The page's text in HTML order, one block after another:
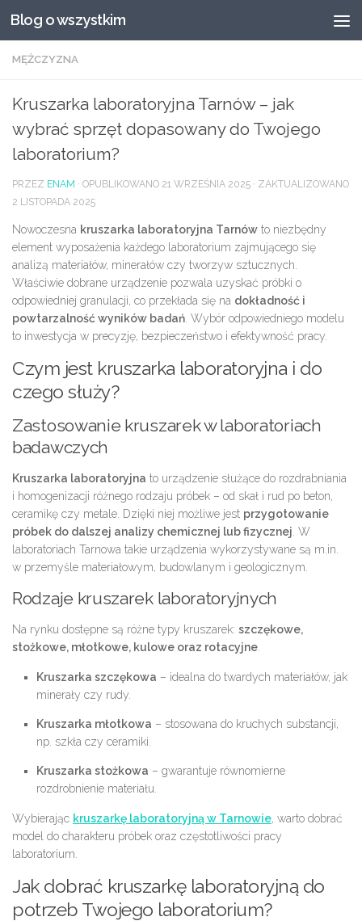
Przeskocz do treści
Blog o wszystkim
MĘŻCZYZNA
Kruszarka laboratoryjna Tarnów – jak
wybrać sprzęt dopasowany do Twojego
laboratorium?
PRZEZ ENAM · OPUBLIKOWANO 21 WRZEŚNIA 2025 · ZAKTUALIZOWANO
2 LISTOPADA 2025
Nowoczesna kruszarka laboratoryjna Tarnów to niezbędny
element wyposażenia każdego laboratorium zajmującego się
analizą materiałów, minerałów czy tworzyw sztucznych.
Właściwie dobrane urządzenie pozwala uzyskać próbki o
odpowiedniej granulacji, co przekłada się na dokładność i
powtarzalność wyników badań. Wybór odpowiedniego modelu
to inwestycja w precyzję, bezpieczeństwo i efektywność pracy.
Czym jest kruszarka laboratoryjna i do
czego służy?
Zastosowanie kruszarek w laboratoriach
badawczych
Kruszarka laboratoryjna to urządzenie służące do rozdrabniania
i homogenizacji różnego rodzaju próbek – od skał i rud po beton,
ceramikę czy metale. Dzięki niej możliwe jest przygotowanie
próbek do dalszej analizy chemicznej lub fizycznej. W
laboratoriach Tarnowa takie urządzenia wykorzystywane są m.in.
w przemyśle materiałowym, budowlanym i geologicznym.
Rodzaje kruszarek laboratoryjnych
Na rynku dostępne są różne typy kruszarek: szczękowe,
stożkowe, młotkowe, kulowe oraz rotacyjne.
Kruszarka szczękowa – idealna do twardych materiałów, jak
minerały czy rudy.
Kruszarka młotkowa – stosowana do kruchych substancji,
np. szkła czy ceramiki.
Kruszarka stożkowa – gwarantuje równomierne
rozdrobnienie materiału.
Wybierając kruszarkę laboratoryjną w Tarnowie , warto dobrać
model do charakteru próbek oraz częstotliwości pracy
laboratorium.
Jak dobrać kruszarkę laboratoryjną do
potrzeb Twojego laboratorium?